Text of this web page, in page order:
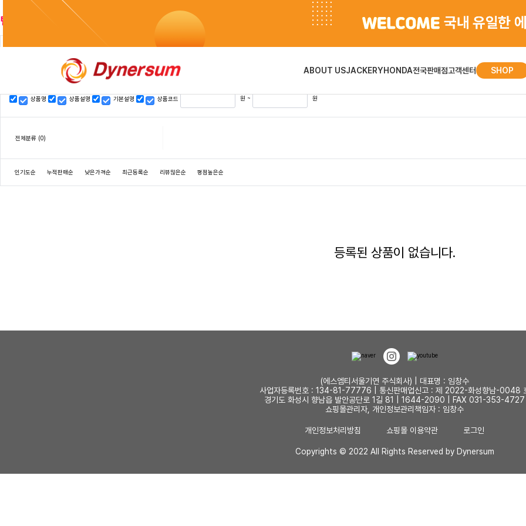
ABOUT USJACKERYHONDA전국판매점고객센터 SHOP
텔레@UPCOIN24✺♦재테크자금세탁문의카드코인구매
상품명 상품설명 기본설명 상품코드 원 ~ 원
전체분류 (0)
인기도순 누적판매순 낮은가격순 최근등록순 리뷰많은순 평점높은순
등록된 상품이 없습니다.
(에스엠티서울기연 주식회사) | 대표명 : 임창수
사업자등록번호 : 134-81-77776 | 통신판매업신고 : 제 2022-화성향남-0048
경기도 화성시 향남읍 발안공단로 1길 81 | 1644-2090 | FAX 031-353-4727
쇼핑몰관리자, 개인정보관리책임자 : 임창수
개인정보처리방침 쇼핑몰 이용약관 로그인
Copyrights © 2022 All Rights Reserved by Dynersum